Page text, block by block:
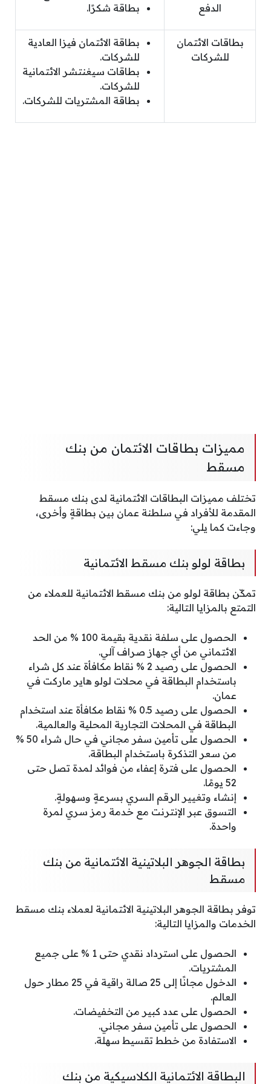
الدفع بطاقة شكرًا.
بطاقات الائتمان
للشركات
بطاقة الائتمان فيزا العادية
للشركات.
بطاقات سيغنتشر الائتمانية
للشركات.
بطاقة المشتريات للشركات.
مميزات بطاقات الائتمان من بنك
مسقط
تختلف مميزات البطاقات الائتمانية لدى بنك مسقط
المقدمة للأفراد في سلطنة عمان بين بطاقةٍ وأخرى،
وجاءت كما يلي:
بطاقة لولو بنك مسقط الائتمانية
تمكّن بطاقة لولو من بنك مسقط الائتمانية للعملاء من
التمتع بالمزايا التالية:
الحصول على سلفة نقدية بقيمة 100 % من الحد
الائتماني من أي جهاز صراف آلي.
الحصول على رصيد 2 % نقاط مكافأة عند كل شراء
باستخدام البطاقة في محلات لولو هاير ماركت في
عمان.
الحصول على رصيد 0.5 % نقاط مكافأة عند استخدام
البطاقة في المحلات التجارية المحلية والعالمية.
الحصول على تأمين سفر مجاني في حال شراء 50 %
من سعر التذكرة باستخدام البطاقة.
الحصول على فترة إعفاء من فوائد لمدة تصل حتى
52 يومًا.
إنشاء وتغيير الرقم السري بسرعةٍ وسهولةٍ.
التسوق عبر الإنترنت مع خدمة رمز سري لمرة
واحدة.
بطاقة الجوهر البلاتينية الائتمانية من بنك
مسقط
توفر بطاقة الجوهر البلاتينية الائتمانية لعملاء بنك مسقط
الخدمات والمزايا التالية:
الحصول على استرداد نقدي حتى 1 % على جميع
المشتريات.
الدخول مجانًا إلى 25 صالة راقية في 25 مطار حول
العالم.
الحصول على عدد كبير من التخفيضات.
الحصول على تأمين سفر مجاني.
الاستفادة من خطط تقسيط سهلة.
البطاقة الائتمانية الكلاسيكية من بنك